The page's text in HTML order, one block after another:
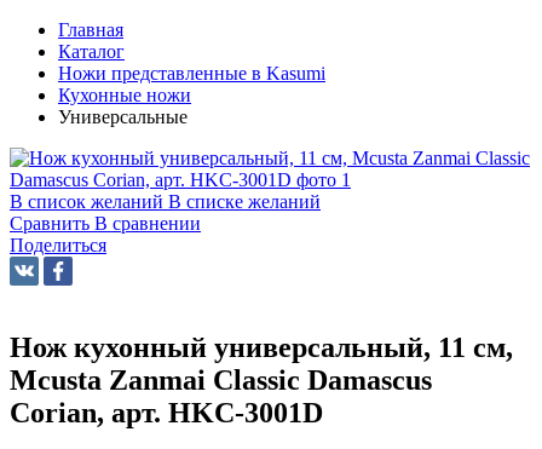
Главная
Каталог
Ножи представленные в Kasumi
Кухонные ножи
Универсальные
В список желаний В списке желаний
Сравнить В сравнении
Поделиться
Нож кухонный универсальный, 11 см,
Mcusta Zanmai Classic Damascus
Corian, арт. HKC-3001D